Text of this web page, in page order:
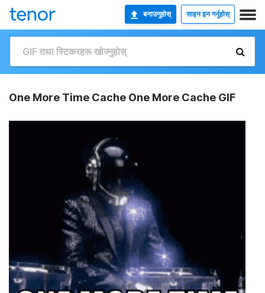
बनाउनुहोस् साइन इन गर्नुहोस्
One More Time Cache One More Cache GIF